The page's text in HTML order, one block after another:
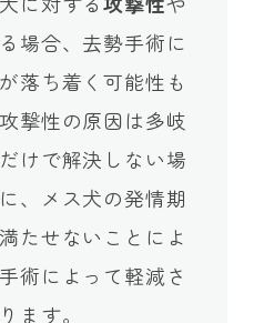
場合、去勢手術に
落ち着く可能性も
撃性の原因は多岐
けで解決しない場
、メス犬の発情期
たせないことによ
術によって軽減さ
ます。